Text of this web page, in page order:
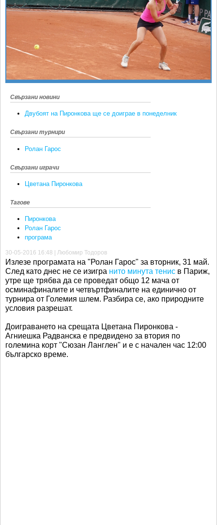
ВИДЕО
ЖЪЛТО
Спорт&Фитнес
Любители
Свързани новини
Двубоят на Пиронкова ще се доиграе в понеделник
Свързани турнири
Ролан Гарос
Свързани играчи
Цветана Пиронкова
Тагове
Пиронкова
Ролан Гарос
програма
30-05-2016 16:48 | Любомир Тодоров
Излезе програмата на "Ролан Гарос" за вторник, 31 май.
След като днес не се изигра нито минута тенис в Париж,
утре ще трябва да се проведат общо 12 мача от
осминафиналите и четвъртфиналите на единично от
турнира от Големия шлем. Разбира се, ако природните
условия разрешат.
Доиграването на срещата Цветана Пиронкова -
Агниешка Радванска е предвидено за втория по
големина корт "Сюзан Ланглен" и е с начален час 12:00
българско време.